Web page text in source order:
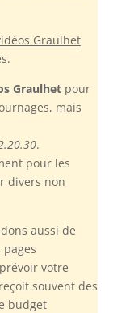
Graulhet
Graulhetpour
mais
.
pour les
divers non
aussi de
votre
souvent des
budget